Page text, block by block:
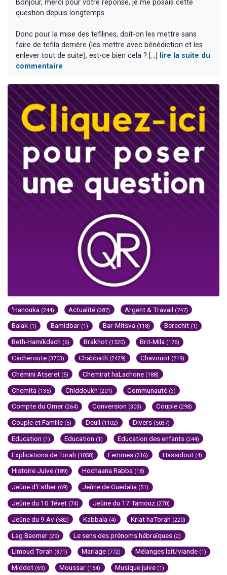
Bonjour, merci pour votre réponse, je me posais cette
question depuis longtemps.
Donc pour la mise des tefilines, doit-on les mettre sans
faire de tefila derrière (les mettre avec bénédiction et les
enlever tout de suite), est-ce bien cela ? [...]
lire la suite du
commentaire
'Hanouka (244) Actualité (287) Argent & Travail (747)
Balak (1) Bamidbar (1) Bar-Mitsva (118) Berechit (1)
Beth-Hamikdach (6) Brakhot (1520) Brit-Mila (176)
Cacheroute (3703) Chabbath (2429) Chavouot (219)
Chémini Atseret (5) Chemirat haLachone (188)
Chemita (135) Chiddoukh (201) Communauté (3)
Compte du Omer (264) Conversion (303) Couple (298)
Couple et Famille (5) Deuil (1102) Divers (5037)
Education (1) Education (1) Education des enfants (244)
Explications de Torah (1058) Femmes (316) Hassidout (4)
Histoire Juive (189) Hochaana Rabba (18)
Jeûne d'Esther (69) Jeûne de Guedalia (51)
Jeûne du 10 Tévet (74) Jeûne du 17 Tamouz (270)
Jeûne du 9 Av (582) Kabbala (4) Kriat haTorah (220)
Lag Baomer (29) Le sens des prénoms hébraïques (2)
Limoud Torah (371) Mariage (772) Mélanges lait/viande (1)
Middot (69) Moussar (154) Musique juive (1)